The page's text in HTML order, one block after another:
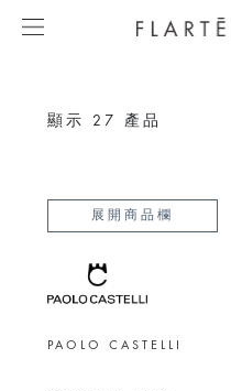
顯示 27 產品
展開商品欄
PAOLO CASTELLI